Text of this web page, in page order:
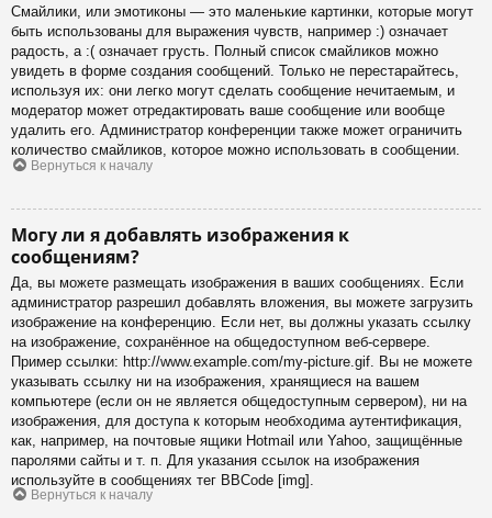
Смайлики, или эмотиконы — это маленькие картинки, которые могут
быть использованы для выражения чувств, например :) означает
радость, а :( означает грусть. Полный список смайликов можно
увидеть в форме создания сообщений. Только не перестарайтесь,
используя их: они легко могут сделать сообщение нечитаемым, и
модератор может отредактировать ваше сообщение или вообще
удалить его. Администратор конференции также может ограничить
количество смайликов, которое можно использовать в сообщении.
Вернуться к началу
Могу ли я добавлять изображения к
сообщениям?
Да, вы можете размещать изображения в ваших сообщениях. Если
администратор разрешил добавлять вложения, вы можете загрузить
изображение на конференцию. Если нет, вы должны указать ссылку
на изображение, сохранённое на общедоступном веб-сервере.
Пример ссылки: http://www.example.com/my-picture.gif. Вы не можете
указывать ссылку ни на изображения, хранящиеся на вашем
компьютере (если он не является общедоступным сервером), ни на
изображения, для доступа к которым необходима аутентификация,
как, например, на почтовые ящики Hotmail или Yahoo, защищённые
паролями сайты и т. п. Для указания ссылок на изображения
используйте в сообщениях тег BBCode [img].
Вернуться к началу